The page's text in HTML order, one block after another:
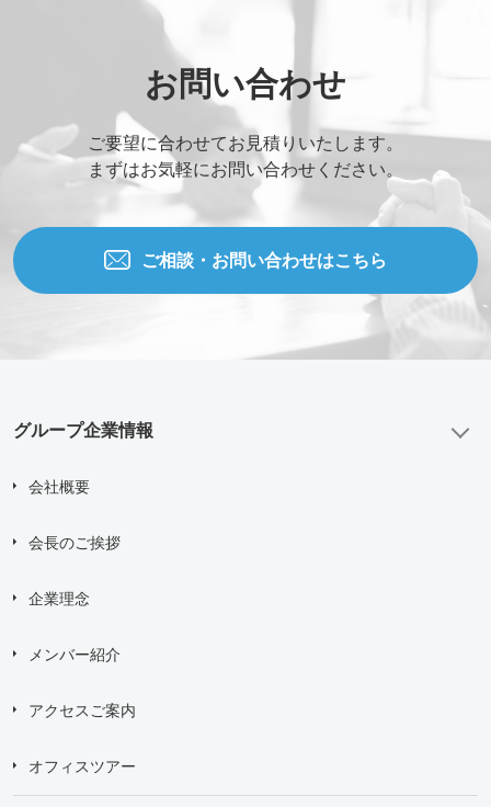
お問い合わせ
ご要望に合わせてお見積りいたします。
まずはお気軽にお問い合わせください。
ご相談・お問い合わせはこちら
グループ企業情報
会社概要
会長のご挨拶
企業理念
メンバー紹介
アクセスご案内
オフィスツアー